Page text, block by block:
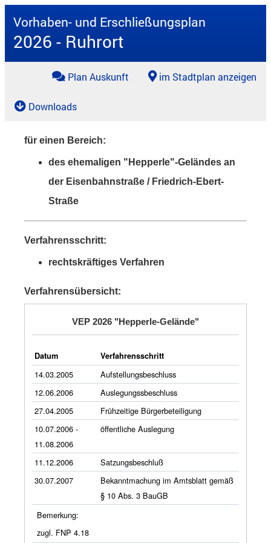
Vorhaben- und Erschließungsplan
2026 - Ruhrort
im Stadtplan anzeigen
Plan Auskunft
Downloads
für einen Bereich:
des ehemaligen "Hepperle"-Geländes an
der Eisenbahnstraße / Friedrich-Ebert-
Straße
Verfahrensschritt:
rechtskräftiges Verfahren
Verfahrensübersicht:
VEP 2026 "Hepperle-Gelände"
Datum Verfahrensschritt
14.03.2005
Aufstellungsbeschluss
12.06.2006
Auslegungssbeschluss
27.04.2005
Frühzeitige Bürgerbeteiligung
10.07.2006 -
11.08.2006
öffentliche Auslegung
11.12.2006
Satzungsbeschluß
30.07.2007
Bekanntmachung im Amtsblatt gemäß
§ 10 Abs. 3 BauGB
Bemerkung:
zugl. FNP 4.18